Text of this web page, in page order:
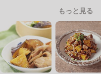
もっと見る